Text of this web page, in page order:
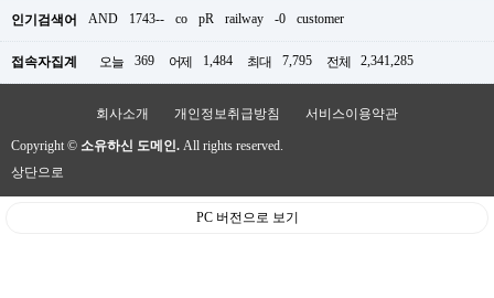
인기검색어 AND 1743-- co pR railway -0 customer
접속자집계 오늘 369 어제 1,484 최대 7,795 전체 2,341,285
회사소개 개인정보취급방침 서비스이용약관
Copyright © 소유하신 도메인. All rights reserved.
상단으로
PC 버전으로 보기